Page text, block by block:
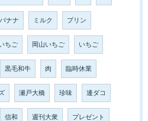
バナナ ミルク プリン
ちご 岡山いちご いちご
黒毛和牛 肉 臨時休業
瀬戸大橋 珍味 連ダコ
信和 週刊大衆 プレゼント